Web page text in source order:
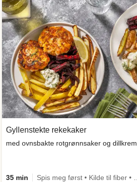
Gyllenstekte rekekaker
med ovnsbakte rotgrønnsaker og dillkrem
35 min